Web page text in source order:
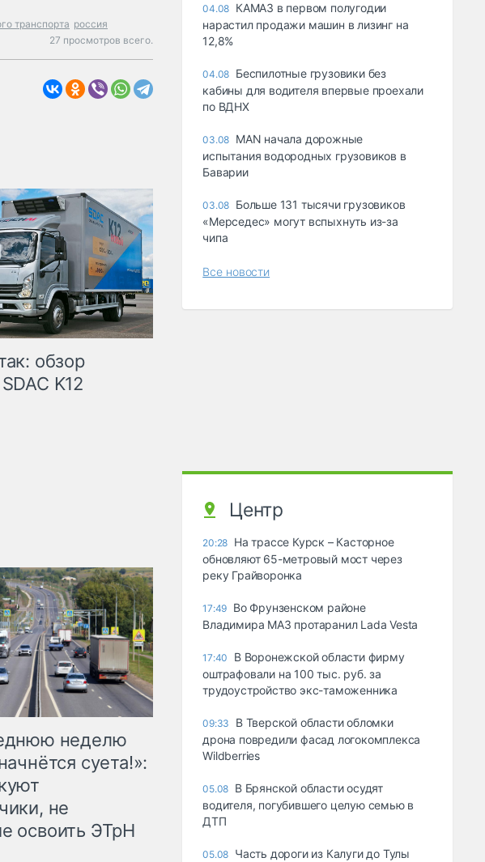
транспорта россия
27 просмотров всего.
обзор
K12
неделю
суета!»:
не
освоить ЭТрН
04.08 КАМАЗ в первом полугодии
нарастил продажи машин в лизинг на
12,8%
04.08 Беспилотные грузовики без
кабины для водителя впервые проехали
по ВДНХ
03.08 MAN начала дорожные
испытания водородных грузовиков в
Баварии
03.08 Больше 131 тысячи грузовиков
«Мерседес» могут вспыхнуть из-за
чипа
Все новости
Центр
20:28 На трассе Курск – Касторное
обновляют 65-метровый мост через
реку Грайворонка
17:49 Во Фрунзенском районе
Владимира МАЗ протаранил Lada Vesta
17:40
В Воронежской области фирму
оштрафовали на 100 тыс. руб. за
трудоустройство экс-таможенника
09:33
В Тверской области обломки
дрона повредили фасад логокомплекса
Wildberries
05.08 В Брянской области осудят
водителя, погубившего целую семью в
ДТП
05.08 Часть дороги из Калуги до Тулы